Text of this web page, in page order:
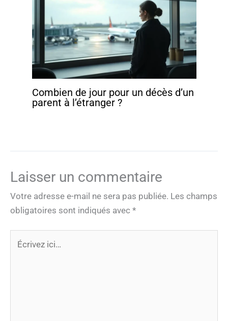
Combien de jour pour un décès d’un
parent à l’étranger ?
Laisser un commentaire
Votre adresse e-mail ne sera pas publiée. Les champs
obligatoires sont indiqués avec *